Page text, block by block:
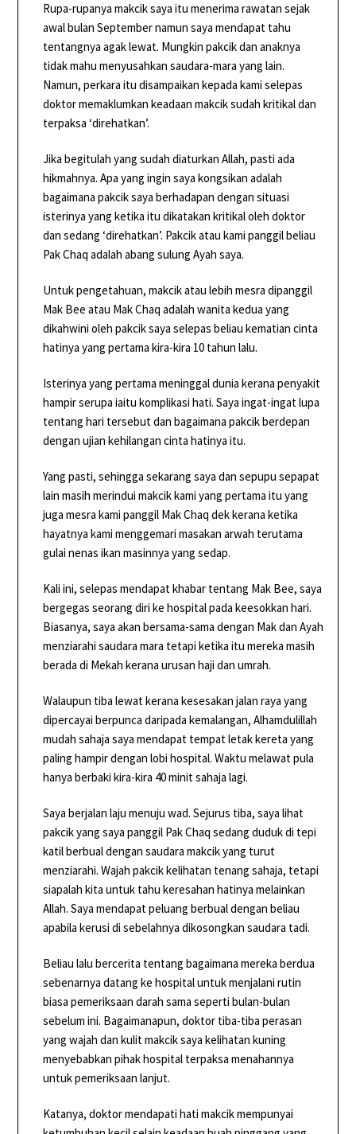
Rupa-rupanya makcik saya itu menerima rawatan sejak
awal bulan September namun saya mendapat tahu
tentangnya agak lewat. Mungkin pakcik dan anaknya
tidak mahu menyusahkan saudara-mara yang lain.
Namun, perkara itu disampaikan kepada kami selepas
doktor memaklumkan keadaan makcik sudah kritikal dan
terpaksa ‘direhatkan’.
Jika begitulah yang sudah diaturkan Allah, pasti ada
hikmahnya. Apa yang ingin saya kongsikan adalah
bagaimana pakcik saya berhadapan dengan situasi
isterinya yang ketika itu dikatakan kritikal oleh doktor
dan sedang ‘direhatkan’. Pakcik atau kami panggil beliau
Pak Chaq adalah abang sulung Ayah saya.
Untuk pengetahuan, makcik atau lebih mesra dipanggil
Mak Bee atau Mak Chaq adalah wanita kedua yang
dikahwini oleh pakcik saya selepas beliau kematian cinta
hatinya yang pertama kira-kira 10 tahun lalu.
Isterinya yang pertama meninggal dunia kerana penyakit
hampir serupa iaitu komplikasi hati. Saya ingat-ingat lupa
tentang hari tersebut dan bagaimana pakcik berdepan
dengan ujian kehilangan cinta hatinya itu.
Yang pasti, sehingga sekarang saya dan sepupu sepapat
lain masih merindui makcik kami yang pertama itu yang
juga mesra kami panggil Mak Chaq dek kerana ketika
hayatnya kami menggemari masakan arwah terutama
gulai nenas ikan masinnya yang sedap.
Kali ini, selepas mendapat khabar tentang Mak Bee, saya
bergegas seorang diri ke hospital pada keesokkan hari.
Biasanya, saya akan bersama-sama dengan Mak dan Ayah
menziarahi saudara mara tetapi ketika itu mereka masih
berada di Mekah kerana urusan haji dan umrah.
Walaupun tiba lewat kerana kesesakan jalan raya yang
dipercayai berpunca daripada kemalangan, Alhamdulillah
mudah sahaja saya mendapat tempat letak kereta yang
paling hampir dengan lobi hospital. Waktu melawat pula
hanya berbaki kira-kira 40 minit sahaja lagi.
Saya berjalan laju menuju wad. Sejurus tiba, saya lihat
pakcik yang saya panggil Pak Chaq sedang duduk di tepi
katil berbual dengan saudara makcik yang turut
menziarahi. Wajah pakcik kelihatan tenang sahaja, tetapi
siapalah kita untuk tahu keresahan hatinya melainkan
Allah. Saya mendapat peluang berbual dengan beliau
apabila kerusi di sebelahnya dikosongkan saudara tadi.
Beliau lalu bercerita tentang bagaimana mereka berdua
sebenarnya datang ke hospital untuk menjalani rutin
biasa pemeriksaan darah sama seperti bulan-bulan
sebelum ini. Bagaimanapun, doktor tiba-tiba perasan
yang wajah dan kulit makcik saya kelihatan kuning
menyebabkan pihak hospital terpaksa menahannya
untuk pemeriksaan lanjut.
Katanya, doktor mendapati hati makcik mempunyai